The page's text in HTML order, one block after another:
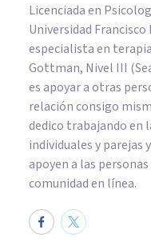
Licenciada en
Universidad
especialista en
Gottman, Nivel III
es apoyar a otras
relación consigo
dedico trabajando en
individuales y parejas
apoyen a las
comunidad en línea.